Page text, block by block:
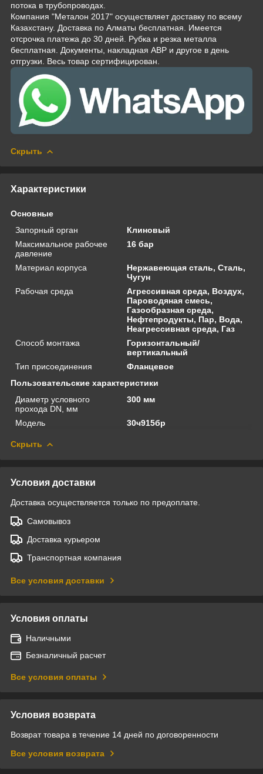
потока в трубопроводах.
Компания "Металон 2017" осуществляет доставку по всему
Казахстану. Доставка по Алматы бесплатная. Имеется
отсрочка платежа до 30 дней. Рубка и резка металла
бесплатная. Документы, накладная АВР и другое в день
отгрузки. Весь товар сертифицирован.
Скрыть
Характеристики
Основные
Запорный орган
Клиновый
Максимальное рабочее
давление
16 бар
Материал корпуса
Нержавеющая сталь, Сталь,
Чугун
Рабочая среда
Агрессивная среда, Воздух,
Пароводяная смесь,
Газообразная среда,
Нефтепродукты, Пар, Вода,
Неагрессивная среда, Газ
Способ монтажа
Горизонтальный/
вертикальный
Тип присоединения
Фланцевое
Пользовательские характеристики
Диаметр условного
прохода DN, мм
300 мм
Модель 30ч915бр
Скрыть
Условия доставки
Доставка осуществляется только по предоплате.
Самовывоз
Доставка курьером
Транспортная компания
Все условия доставки
Условия оплаты
Наличными
Безналичный расчет
Все условия оплаты
Условия возврата
Возврат товара в течение 14 дней по договоренности
Все условия возврата